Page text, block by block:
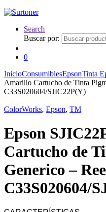
Search
Buscar por:
0
InicioConsumiblesEpsonTinta
Amarillo Cartucho de Tinta
C33S020604/SJIC22P(Y)
ColorWorks, Epson, TM
Epson
Cartucho de
Generico –
C33S020604/